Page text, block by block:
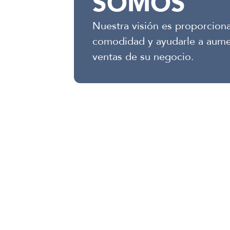
Nuestra visión es
comodidad y ayudarle a
ventas de su negocio.